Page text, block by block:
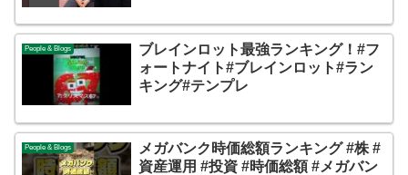
People & Blogs
ブレインロット最強ランキング！#フ
ォートナイト#ブレインロット#ラン
キング#テンプレ
People & Blogs
メガバンク時価総額ランキング #株 #
資産運用 #投資 #時価総額 #メガバン